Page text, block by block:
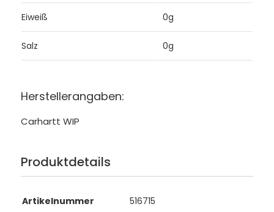
Eiweiß 0g
Salz 0g
Herstellerangaben:
Carhartt WIP
Produktdetails
Artikelnummer 516715